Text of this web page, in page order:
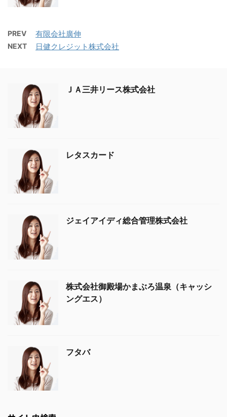
PREV 有限会社廣伸
NEXT 日健クレジット株式会社
ＪＡ三井リース株式会社
レタスカード
ジェイアイディ総合管理株式会社
株式会社御殿場かまぶろ温泉（キャッシ
ングエス）
フタバ